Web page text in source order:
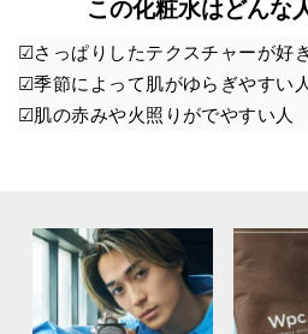
この化粧水はどんな
☑︎さっぱりしたテクスチャーが好
☑︎季節によって肌がゆらぎやすい人
☑︎肌の赤みや火照りがでやすい人